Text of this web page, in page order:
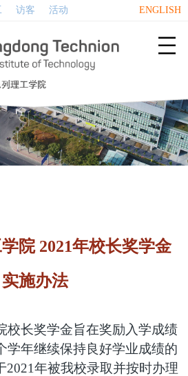
访客 活动 ENGLISH

院 2021年校长奖学金
实施办法
校长奖学金旨在奖励入学成绩
学年继续保持良好学业成绩的
2021年被我校录取并按时办理